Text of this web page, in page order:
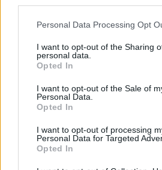
Please note that this website/app
not limited to your visit or usage
grant or deny consent to Google and
use your data for below specified
consent section.
Personal Data Processing Opt
I want to opt-out of the Sharing
personal data.
Opted In
I want to opt-out of the Sale of
Personal Data.
Opted In
I want to opt-out of processing
Personal Data for Targeted
Opted In
Ajánlott bejegyzések:
Indul az e-Trafó